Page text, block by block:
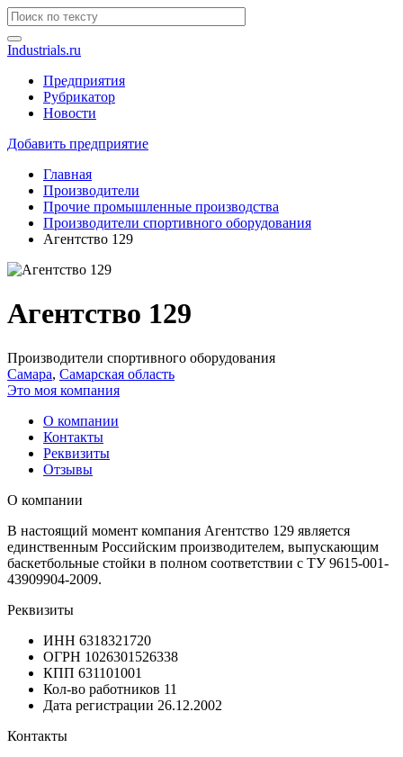
Industrials.ru
Предприятия
Рубрикатор
Новости
Добавить предприятие
Главная
Производители
Прочие промышленные производства
Производители спортивного оборудования
Агентство 129
Агентство 129
Производители спортивного оборудования
Самара, Самарская область
Это моя компания
О компании
Контакты
Реквизиты
Отзывы
О компании
В настоящий момент компания Агентство 129 является
единственным Российским производителем, выпускающим
баскетбольные стойки в полном соответствии с ТУ 9615-001-
43909904-2009.
Реквизиты
ИНН 6318321720
ОГРН 1026301526338
КПП 631101001
Кол-во работников 11
Дата регистрации 26.12.2002
Контакты